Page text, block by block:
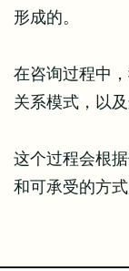
形成的。
在咨询过程中
关系模式，以
这个过程会根
和可承受的方式